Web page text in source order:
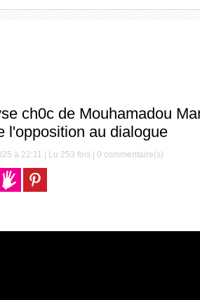
ch0c de Mouhamadou
l'opposition au dialogue
à 22:11 | Lu 253 fois |0 commentaire(s)